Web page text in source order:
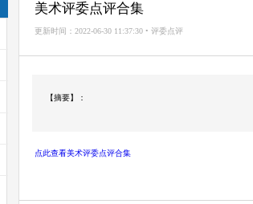
美术评委点评合集
更新时间：2022-06-30 11:37:30 • 评委点评
【摘要】：
点此查看美术评委点评合集